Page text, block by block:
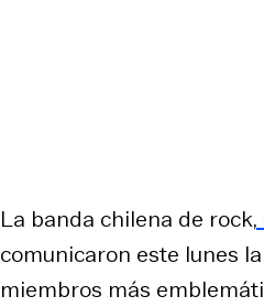
La banda chilena de rock,
comunicaron este lunes
miembros más